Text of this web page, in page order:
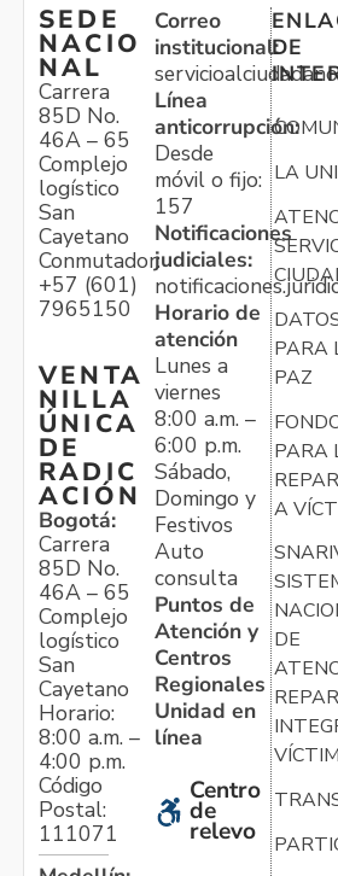
SEDE
NACIO
NAL
Carrera
85D No.
46A – 65
Complejo
logístico
San
Cayetano
Conmutador:
+57 (601)
7965150
VENTA
NILLA
ÚNICA
DE
RADIC
ACIÓN
Bogotá:
Carrera
85D No.
46A – 65
Complejo
logístico
San
Cayetano
Horario:
8:00 a.m. –
4:00 p.m.
Código
Postal:
111071
Correo
institucional:
Línea
anticorrupción:
Desde
móvil o fijo:
157
Notificaciones
judiciales:
Horario de
atención
Lunes a
viernes
8:00 a.m. –
6:00 p.m.
Sábado,
Domingo y
Festivos
Auto
consulta
Puntos de
Atención y
Centros
Regionales
Unidad en
línea
Centro
de
relevo
DE
LA
PARA
PAZ
PARA
A
DE